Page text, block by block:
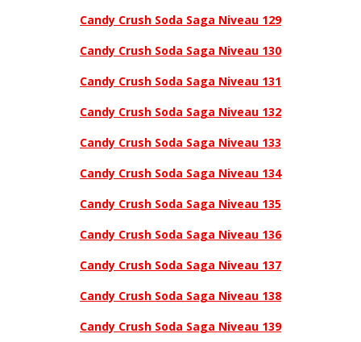
Candy Crush Soda Saga Niveau 129
Candy Crush Soda Saga Niveau 130
Candy Crush Soda Saga Niveau 131
Candy Crush Soda Saga Niveau 132
Candy Crush Soda Saga Niveau 133
Candy Crush Soda Saga Niveau 134
Candy Crush Soda Saga Niveau 135
Candy Crush Soda Saga Niveau 136
Candy Crush Soda Saga Niveau 137
Candy Crush Soda Saga Niveau 138
Candy Crush Soda Saga Niveau 139